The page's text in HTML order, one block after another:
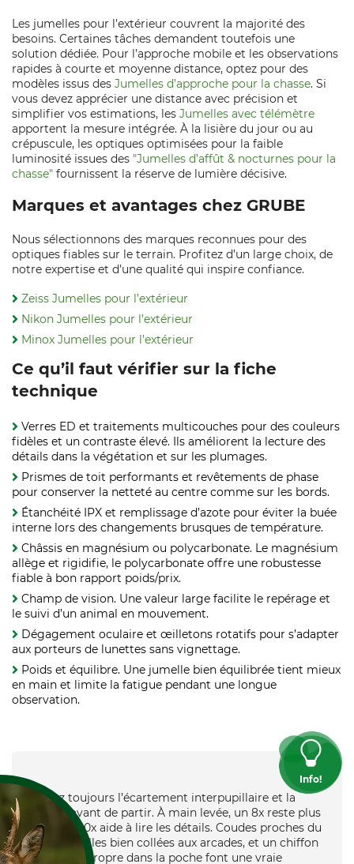
Les jumelles pour l’extérieur couvrent la majorité des
besoins. Certaines tâches demandent toutefois une
solution dédiée. Pour l’approche mobile et les observations
rapides à courte et moyenne distance, optez pour des
modèles issus des Jumelles d’approche pour la chasse. Si
vous devez apprécier une distance avec précision et
simplifier vos estimations, les Jumelles avec télémètre
apportent la mesure intégrée. À la lisière du jour ou au
crépuscule, les optiques optimisées pour la faible
luminosité issues des "Jumelles d’affût & nocturnes pour la
chasse" fournissent la réserve de lumière décisive.
Marques et avantages chez GRUBE
Nous sélectionnons des marques reconnues pour des
optiques fiables sur le terrain. Profitez d’un large choix, de
notre expertise et d’une qualité qui inspire confiance.
Zeiss Jumelles pour l’extérieur
Nikon Jumelles pour l’extérieur
Minox Jumelles pour l’extérieur
Ce qu’il faut vérifier sur la fiche
technique
Verres ED et traitements multicouches pour des couleurs
fidèles et un contraste élevé. Ils améliorent la lecture des
détails dans la végétation et sur les plumages.
Prismes de toit performants et revêtements de phase
pour conserver la netteté au centre comme sur les bords.
Étanchéité IPX et remplissage d’azote pour éviter la buée
interne lors des changements brusques de température.
Châssis en magnésium ou polycarbonate. Le magnésium
allège et rigidifie, le polycarbonate offre une robustesse
fiable à bon rapport poids/prix.
Champ de vision. Une valeur large facilite le repérage et
le suivi d’un animal en mouvement.
Dégagement oculaire et œilletons rotatifs pour s’adapter
aux porteurs de lunettes sans vignettage.
Poids et équilibre. Une jumelle bien équilibrée tient mieux
en main et limite la fatigue pendant une longue
observation.
Info!
“Réglez toujours l’écartement interpupillaire et la
dioptrie avant de partir. À main levée, un 8x reste plus
stable, un 10x aide à lire les détails. Coudes proches du
corps, jumelles bien collées aux arcades, et un chiffon
microfibre propre dans la poche font une vraie